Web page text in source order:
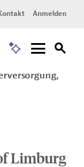
Anmelden
Limburg